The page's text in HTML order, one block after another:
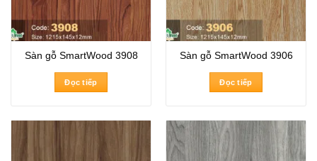
Sàn gỗ SmartWood 3908
Đọc tiếp
Sàn gỗ SmartWood 3906
Đọc tiếp